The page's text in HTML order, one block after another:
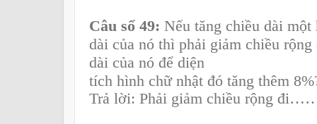
Câu số 49: Nếu tăng chiều dài
dài của nó thì phải giảm chiều
dài của nó để diện
tích hình chữ nhật đó tăng thêm
Trả lời: Phải giảm chiều rộng